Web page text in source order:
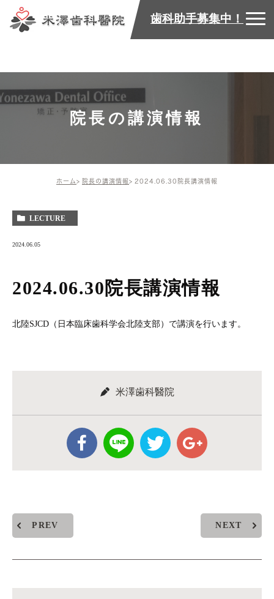
歯科助手募集中！
院長の講演情報
ホーム 院長の講演情報 2024.06.30院長講演情報
LECTURE
2024.06.05
2024.06.30院長講演情報
北陸SJCD（日本臨床歯科学会北陸支部）で講演を行います。
米澤歯科醫院
PREV NEXT